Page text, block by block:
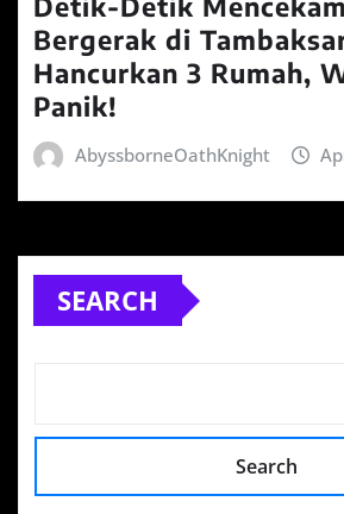
Bergerak di
Hancurkan 3 Rumah,
Panik!
AbyssborneOathKnight
SEARCH
Search